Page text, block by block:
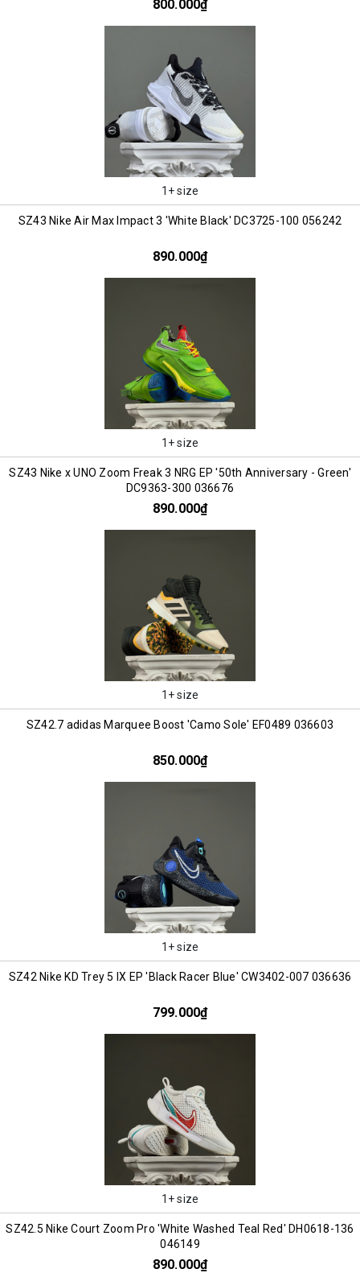
800.000₫
1+ size
SZ43 Nike Air Max Impact 3 'White Black' DC3725-100 056242
890.000₫
1+ size
SZ43 Nike x UNO Zoom Freak 3 NRG EP '50th Anniversary - Green'
DC9363-300 036676
890.000₫
1+ size
SZ42.7 adidas Marquee Boost 'Camo Sole' EF0489 036603
850.000₫
1+ size
SZ42 Nike KD Trey 5 IX EP 'Black Racer Blue' CW3402-007 036636
799.000₫
1+ size
SZ42.5 Nike Court Zoom Pro 'White Washed Teal Red' DH0618-136
046149
890.000₫